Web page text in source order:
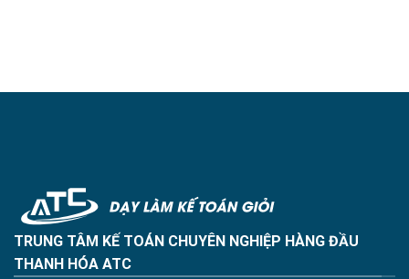
TRUNG TÂM KẾ TOÁN CHUYÊN NGHIỆP HÀNG ĐẦU
THANH HÓA ATC